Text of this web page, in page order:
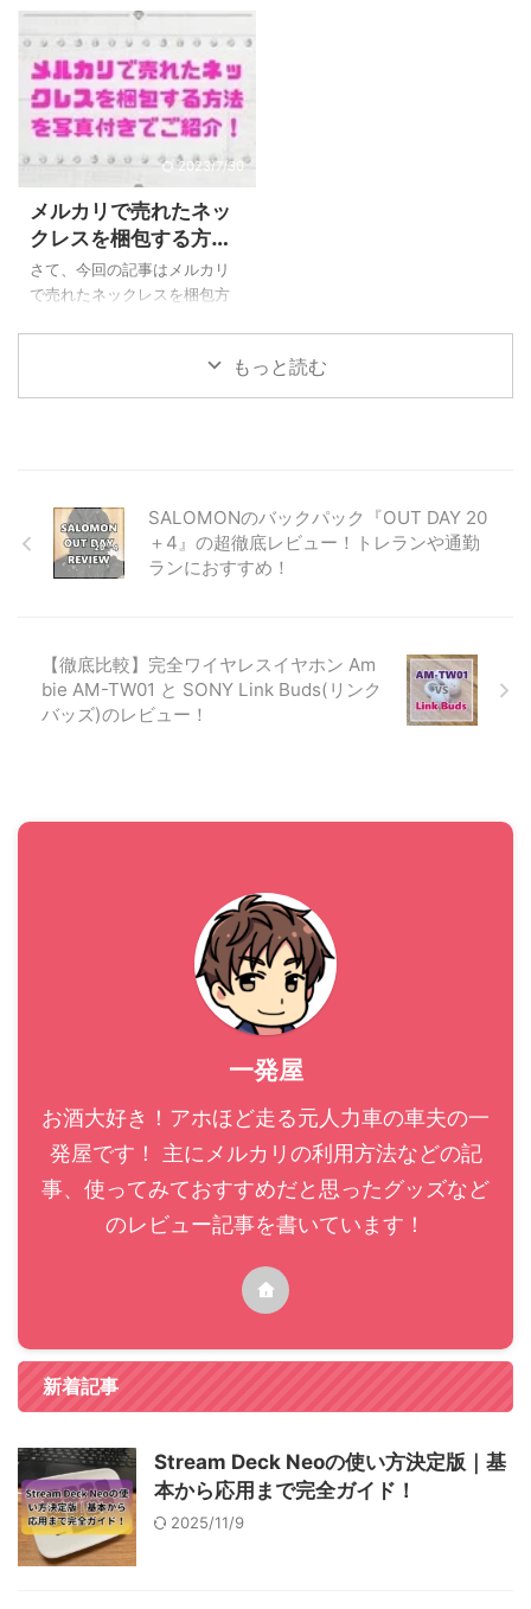
プリごとの具体的な活用術 作
業を自動化する、一歩進 ...
更新再開一発目は商品レビュ
ーです。 この間ぶらり途中下
車の旅を見ていた時に気にな
った卵混ぜツールの『ときこ
こち』です。 というわけで今
回の記事ではこのトネ製作所
製卵混ぜツール『ときここ
ち』について使用感など写
真・動画付きでレビューして
いきたいと思います。 トネ製
作所製卵混ぜツール『ときこ
こち』レビュー テレビでも紹
『ときここち』は荒川区は町
屋にある精密板金加工一筋の
方法の『かんたんラクマパッ
ク』があります。 そこで、今
2023/7/30
メルカリで売れたネッ
クレスを梱包する方法
(写真付き)・おすすめ
発送方法・送料を徹底
さて、今回の記事はメルカリ
で売れたネックレスを梱包方
リでも出品されることの多い
ネックレスについて梱包方法
法・発送方法・送料 今回の記
事は以下の2部構成で進行して
いきます。 ネックレスの梱包
ょう。 ネックレスの梱包に使
用する梱包資材(100均でゲッ
ト) さて、ここでは ...
もっと読む
SALOMONのバックパック『OUT DAY 20
＋4』の超徹底レビュー！トレランや通勤
ランにおすすめ！
【徹底比較】完全ワイヤレスイヤホン Am
bie AM-TW01 と SONY Link Buds(リンク
バッズ)のレビュー！
一発屋
お酒大好き！アホほど走る元人力車の車夫の一
発屋です！ 主にメルカリの利用方法などの記
事、使ってみておすすめだと思ったグッズなど
のレビュー記事を書いています！
新着記事
Stream Deck Neoの使い方決定版｜基
本から応用まで完全ガイド！
2025/11/9